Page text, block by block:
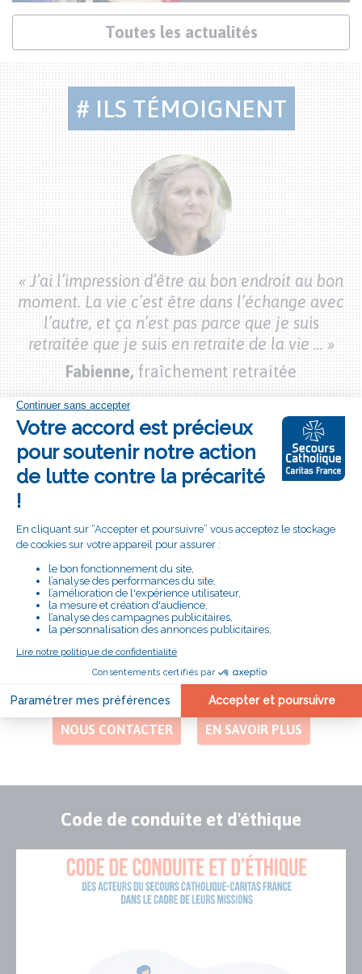
Toutes les actualités
# ILS TÉMOIGNENT
« J’ai l’impression d’être au bon endroit au bon
moment. La vie c’est être dans l’échange avec
l’autre, et ça n’est pas parce que je suis
retraitée que je suis en retraite de la vie ... »
Fabienne, fraîchement retraitée
"je
m'engage"
S'engager à nos côtés
PRÈS DE CHEZ VOUS
DÉLÉGATION DE GIRONDE
Adresse
Parc Château Rouquey - Immeuble Orion II 12,
rue Thalès
33700 MÉRIGNAC
de
téléphone
05 56 98 35 29
NOUS CONTACTER EN SAVOIR PLUS
PublicationCode de conduite et d'éthique